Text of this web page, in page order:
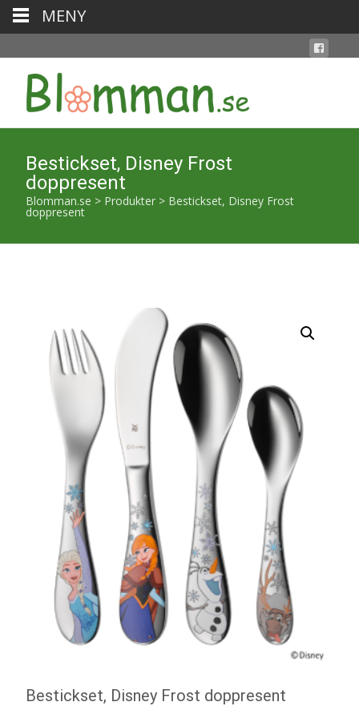
Bestickset, Disney Frost
doppresent
Blomman.se > Produkter > Bestickset, Disney Frost
doppresent
Bestickset, Disney Frost doppresent
MENY